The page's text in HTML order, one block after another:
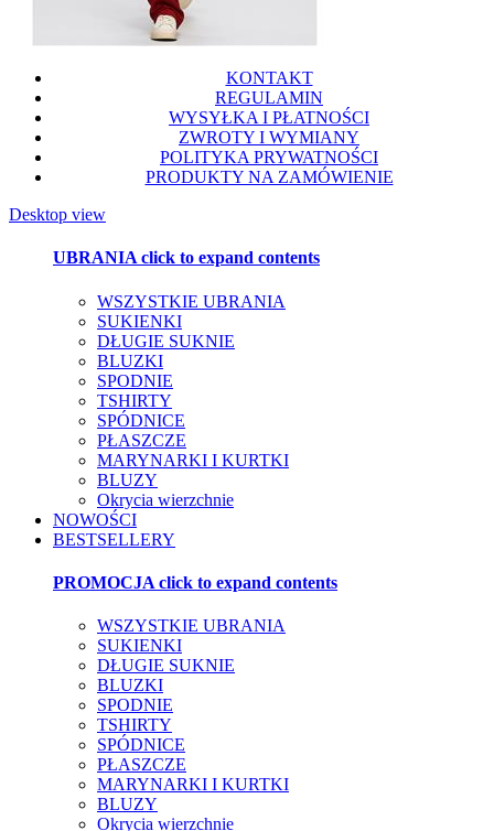
KONTAKT
REGULAMIN
WYSYŁKA I PŁATNOŚCI
ZWROTY I WYMIANY
POLITYKA PRYWATNOŚCI
PRODUKTY NA ZAMÓWIENIE
Desktop view
UBRANIAclick to expand contents
WSZYSTKIE UBRANIA
SUKIENKI
DŁUGIE SUKNIE
BLUZKI
SPODNIE
TSHIRTY
SPÓDNICE
PŁASZCZE
MARYNARKI I KURTKI
BLUZY
Okrycia wierzchnie
NOWOŚCI
BESTSELLERY
PROMOCJA click to expand contents
WSZYSTKIE UBRANIA
SUKIENKI
DŁUGIE SUKNIE
BLUZKI
SPODNIE
TSHIRTY
SPÓDNICE
PŁASZCZE
MARYNARKI I KURTKI
BLUZY
Okrycia wierzchnie